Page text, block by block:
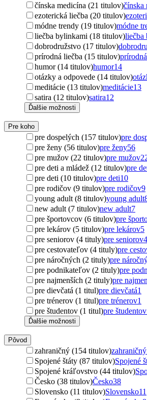
čínska medicína (21 titulov)čínska
ezoterická liečba (20 titulov)
módne trendy (19 titulov)módne
liečba bylinkami (18 titulov)liečba
dobrodružstvo (17 titulov)
prírodná liečba (15 titulov)
humor (14 titulov)humor14
otázky a odpovede (14 titulov)
meditácie (13 titulov)meditácie13
satira (12 titulov)satira12
Ďalšie možnosti
Pre koho
pre dospelých (157 titulov)pre
pre ženy (56 titulov)pre ženy56
pre mužov (22 titulov)pre mužov
pre deti a mládež (12 titulov)pre
pre deti (10 titulov)pre deti10
pre rodičov (9 titulov)pre rodičov9
young adult (8 titulov)young adult
new adult (7 titulov)new adult7
pre športovcov (6 titulov)pre
pre lekárov (5 titulov)pre lekárov5
pre seniorov (4 tituly)pre seniorov4
pre cestovateľov (4 tituly)pre
pre náročných (2 tituly)pre
pre podnikateľov (2 tituly)pre
pre najmenších (2 tituly)pre
pre dievčatá (1 titul)pre dievčatá1
pre trénerov (1 titul)pre trénerov1
pre študentov (1 titul)pre študentov
Ďalšie možnosti
Pôvod
zahraničný (154 titulov)zahraničný
Spojené štáty (87 titulov)Spojené
Spojené kráľovstvo (44 titulov)
Česko (38 titulov)Česko38
Slovensko (11 titulov)Slovensko11